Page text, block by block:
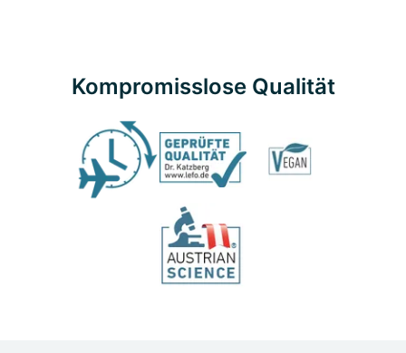
Kompromisslose Qualität